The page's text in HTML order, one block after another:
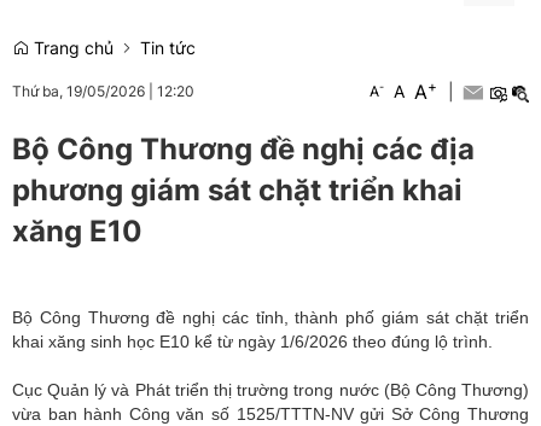
Trang chủ
Tin tức
Thứ ba, 19/05/2026 12:20 A- A A+
Bộ Công Thương đề nghị các địa
phương giám sát chặt triển khai
xăng E10
Bộ Công Thương đề nghị các tỉnh, thành phố giám sát chặt triển
khai xăng sinh học E10 kể từ ngày 1/6/2026 theo đúng lộ trình.
Cục Quản lý và Phát triển thị trường trong nước (Bộ Công Thương)
vừa ban hành Công văn số 1525/TTTN-NV gửi Sở Công Thương